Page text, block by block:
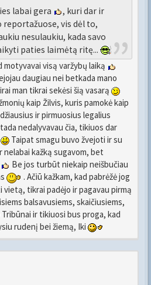
labai gera
, kuri dar ir
vis dėl to,
nesulaukiu, kada savo
paties laimėtą ritę...
motyvavai visą varžybų laiką
daugiau nei betkada mano
man tikrai sekėsi šią vasarą
kaip Žilvis, kuris pamokė kaip
ir pirmuosius legalius
nedalyvavau čia, tikiuos dar
Taipat smagu buvo žvejoti ir su
nelabai kažką sugavom, bet
Be jos turbūt niekaip neišbučiau
. Ačiū kažkam, kad pabrėžė jog
tikrai padėjo ir pagavau pirmą
balsavusiems, skaičiusiems,
ir tikiuosi bus proga, kad
rudenį bei žiemą, Iki